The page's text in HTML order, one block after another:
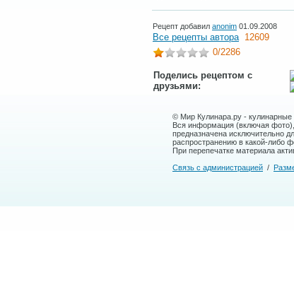
Рецепт добавил anonim 01.09.2008
Все рецепты автора 12609
0/2286
Поделись рецептом с
друзьями:
© Мир Кулинара.ру - кулинарные
Вся информация (включая фото),
предназначена исключительно
распространению в какой-либо
При перепечатке материала
Связь с администрацией /